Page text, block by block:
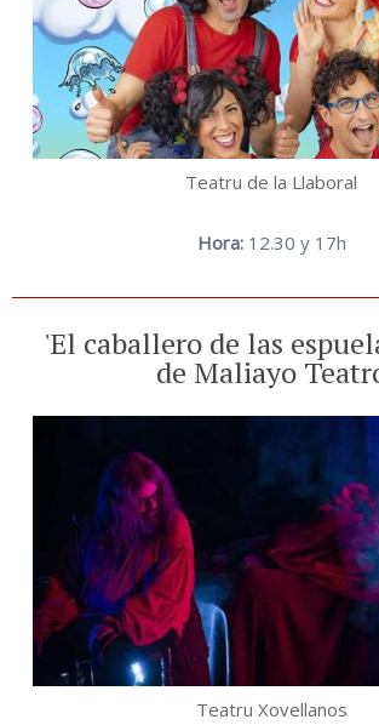
Teatru de la Llaboral
Hora:12.30 y 17h
'El caballero de las
de Maliayo
Teatru Xovellanos